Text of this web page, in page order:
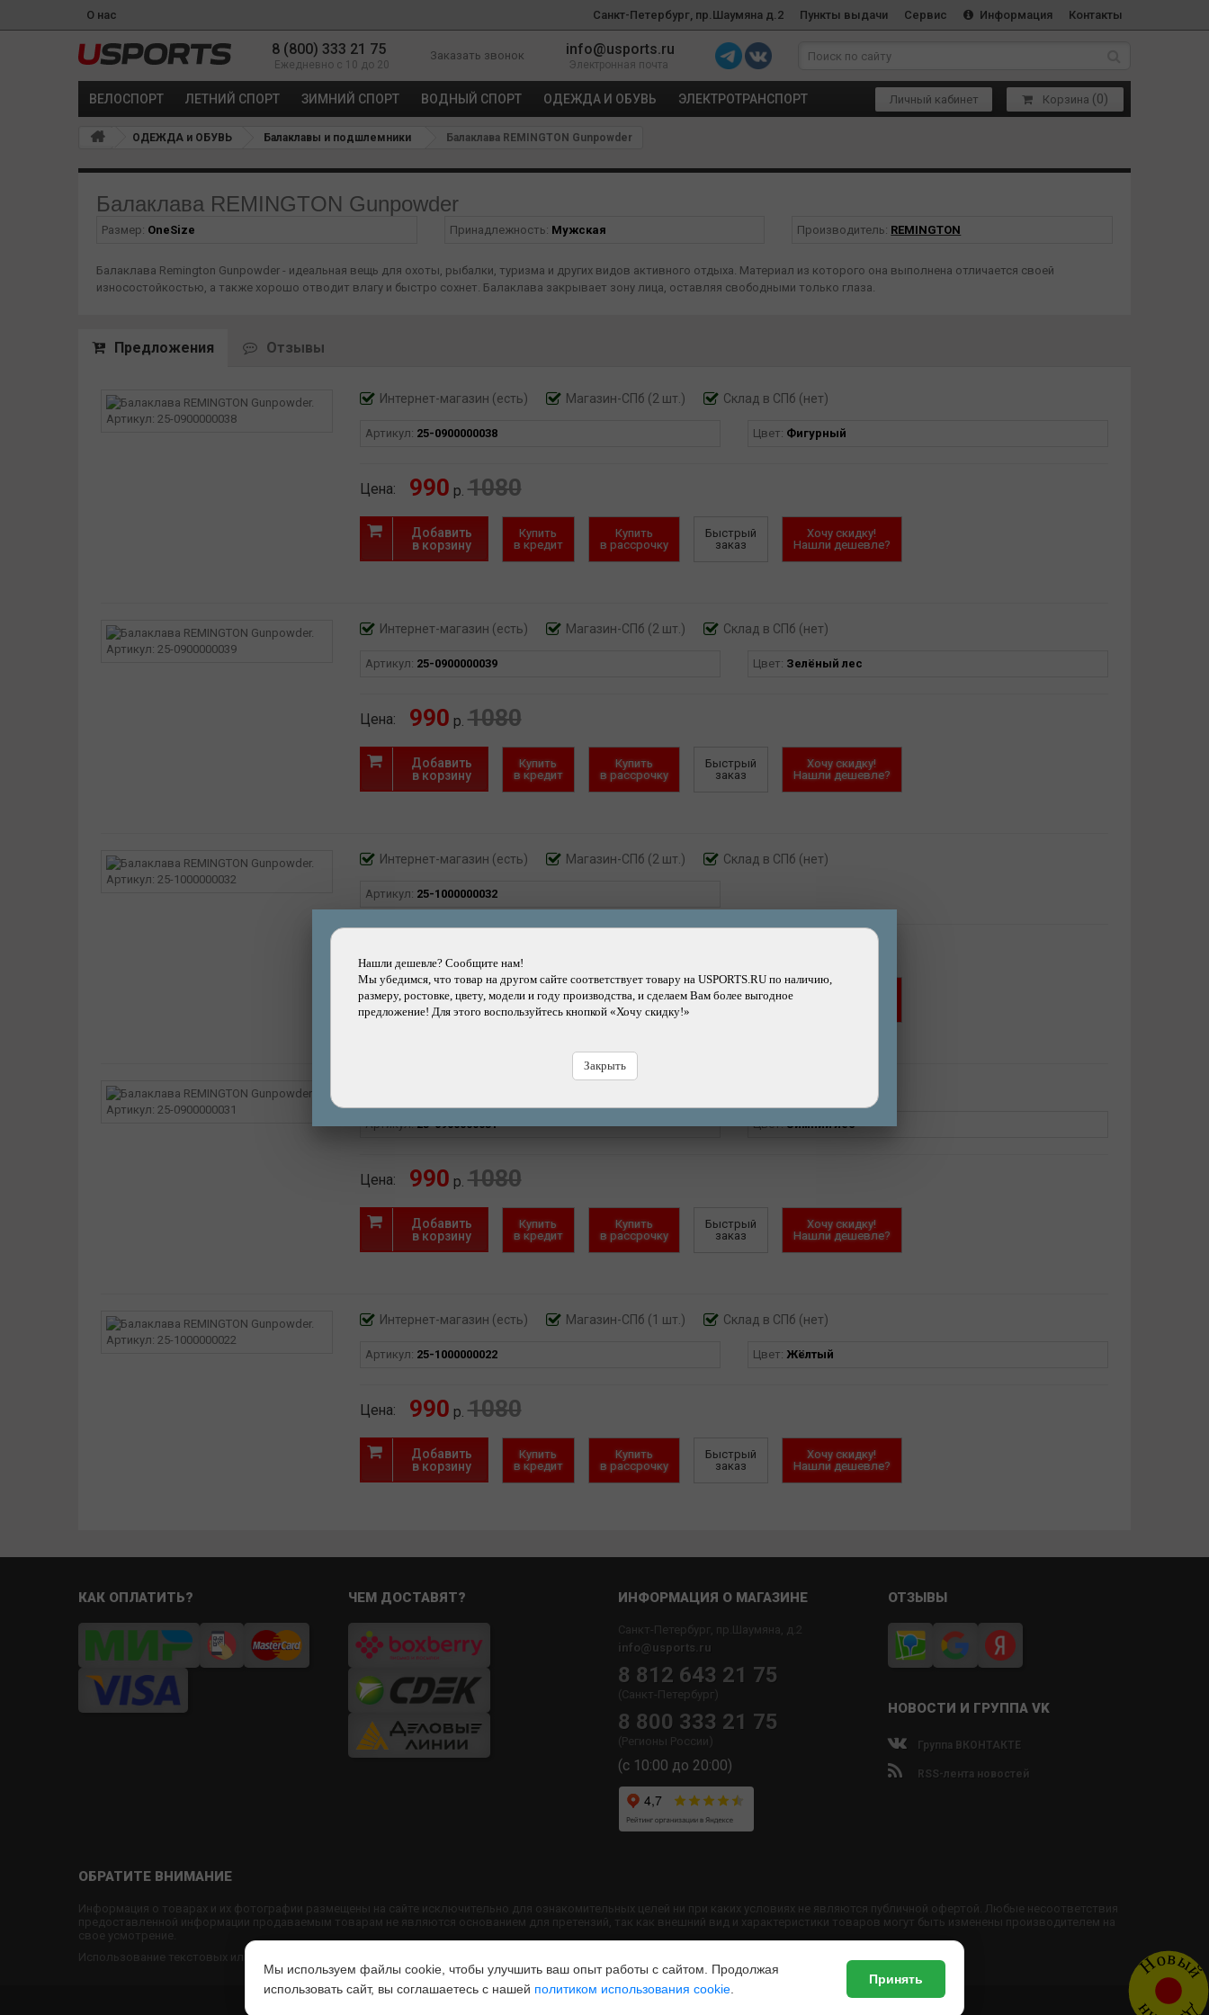
О нас Санкт-Петербург, пр.Шаумяна д.2 Пункты выдачи Сервис Информация Контакты
8 (800) 333 21 75
Ежедневно с 10 до 20
Заказать звонок info@usports.ru
Электронная почта
ВЕЛОСПОРТ ЛЕТНИЙ СПОРТ ЗИМНИЙ СПОРТ ВОДНЫЙ СПОРТ ОДЕЖДА И ОБУВЬ ЭЛЕКТРОТРАНСПОРТ Личный кабинет Корзина (0)
ОДЕЖДА и ОБУВЬ Балаклавы и подшлемники Балаклава REMINGTON Gunpowder
Балаклава REMINGTON Gunpowder
Размер: OneSize Принадлежность: Мужская Производитель: REMINGTON
Балаклава Remington Gunpowder - идеальная вещь для охоты, рыбалки, туризма и других видов активного отдыха. Материал из которого она выполнена отличается своей
износостойкостью, а также хорошо отводит влагу и быстро сохнет. Балаклава закрывает зону лица, оставляя свободными только глаза.
Предложения Отзывы
Интернет-магазин (есть) Магазин-СПб (2 шт.) Склад в СПб (нет)
Артикул: 25-0900000038 Цвет: Фигурный
Цена: 990 р. 1080
Нашли дешевле? Сообщите нам!
Мы убедимся, что товар на другом сайте соответствует товару на USPORTS.RU по наличию,
размеру, ростовке, цвету, модели и году производства, и сделаем Вам более выгодное
предложение! Для этого воспользуйтесь кнопкой «Хочу скидку!»
Закрыть
Добавить
в корзину
Купить
в кредит
Купить
в рассрочку
Быстрый
заказ
Хочу скидку!
Нашли дешевле?
Интернет-магазин (есть) Магазин-СПб (2 шт.) Склад в СПб (нет)
Артикул: 25-0900000039 Цвет: Зелёный лес
Цена: 990 р. 1080
Добавить
в корзину
Купить
в кредит
Купить
в рассрочку
Быстрый
заказ
Хочу скидку!
Нашли дешевле?
Интернет-магазин (есть) Магазин-СПб (2 шт.) Склад в СПб (нет)
Артикул: 25-1000000032
Добавить
в корзину
Купить
в кредит
Купить
в рассрочку
Быстрый
Артикул:25-0900000031 Цвет:Зимний лес
Цена: 990 р. 1080
Добавить
в корзину
Купить
в кредит
Купить
в рассрочку
Быстрый
заказ
Хочу скидку!
Нашли дешевле?
Интернет-магазин (есть) Магазин-СПб (1 шт.) Склад в СПб (нет)
Артикул: 25-1000000022 Цвет: Жёлтый
Цена: 990 р. 1080
Добавить
в корзину
Купить
в кредит
Купить
в рассрочку
Быстрый
заказ
Хочу скидку!
Нашли дешевле?
КАК ОПЛАТИТЬ? ЧЕМ ДОСТАВЯТ? ИНФОРМАЦИЯ О МАГАЗИНЕ
Санкт-Петербург, пр.Шаумяна, д.2
info@usports.ru
8 812 643 21 75
(Санкт-Петербург)
8 800 333 21 75
(Регионы России)
(с 10:00 до 20:00)
ОТЗЫВЫ
НОВОСТИ И ГРУППА VK
Группа ВКОНТАКТЕ
RSS-лента новостей
ОБРАТИТЕ ВНИМАНИЕ
Информация о товарах и их фотографии размещены на сайте исключительно для ознакомительных целей ни при каких условиях не являются публичной офертой. Любые несоответствия
предоставленной информации продаваемым товарам не являются основанием для претензий, так как внешний вид и характеристики товаров могут быть изменены производителем на
свое усмотрение.
Использование текстовых или графических материалов с сайта запрещено без согласования с администрацией USPORTS
Мы используем файлы cookie, чтобы улучшить ваш опыт работы с сайтом. Продолжая
использовать сайт, вы соглашаетесь с нашей политиком использования cookie
Принять Новый